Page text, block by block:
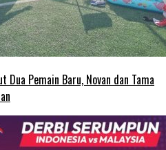
Dua Pemain Baru, Novan dan Tama